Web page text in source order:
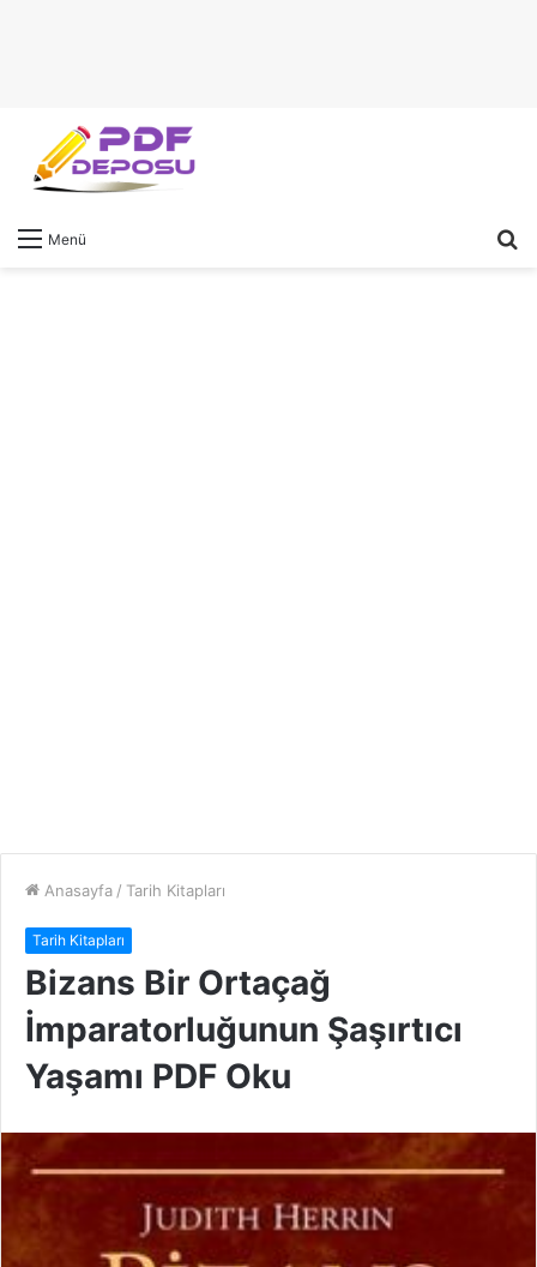
Menü
Anasayfa / Tarih Kitapları
Tarih Kitapları
Bizans Bir Ortaçağ
İmparatorluğunun Şaşırtıcı
Yaşamı PDF Oku